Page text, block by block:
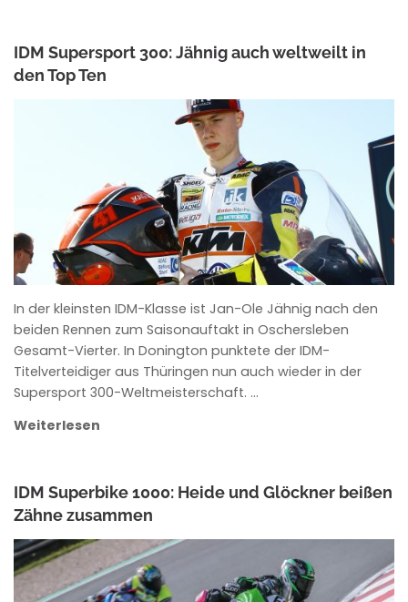
IDM Supersport 300: Jähnig auch weltweilt in
den Top Ten
In der kleinsten IDM-Klasse ist Jan-Ole Jähnig nach den
beiden Rennen zum Saisonauftakt in Oschersleben
Gesamt-Vierter. In Donington punktete der IDM-
Titelverteidiger aus Thüringen nun auch wieder in der
Supersport 300-Weltmeisterschaft. …
Weiterlesen
IDM Superbike 1000: Heide und Glöckner beißen
Zähne zusammen
ANKE WIECZOREK